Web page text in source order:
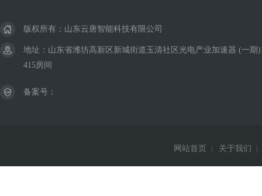
版权所有：山东云唐智能科技有限公司
地址：山东省潍坊高新区新城街道玉清社区光电产业加速器 (一期
415房间
备案号：
网站首页 关于我们